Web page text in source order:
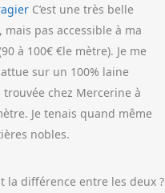
C’est une très belle
mais pas accessible à ma
à 100€ €le mètre). Je me
sur un 100% laine
chez Mercerine à
Je tenais quand même
nobles.
la différence entre les deux ?